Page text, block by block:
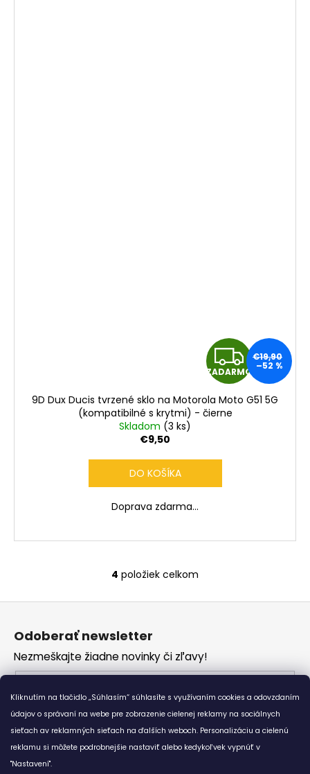
Kliknutím na tlačidlo „Súhlasím“ súhlasíte s využívaním cookies a odovzdaním
údajov o správaní na webe pre zobrazenie cielenej reklamy na sociálnych
sieťach av reklamných sieťach na ďalších weboch. Personalizáciu a cielenú
reklamu si môžete podrobnejšie nastaviť alebo kedykoľvek vypnúť v
"Nastavení".
Z
A
ZADARMO
€19,90
–52 %
9D Dux Ducis tvrzené sklo na Motorola Moto G51 5G
(kompatibilné s krytmi) - čierne
Skladom (3 ks)
€9,50
DO KOŠÍKA
Doprava zdarma...
O
a
c
e
p
r
v
4 položiek celkom
Z
ä
t
Odoberať newsletter
Nezmeškajte žiadne novinky či zľavy!
Vložením e-mailu súhlasíte spodmienkami
ochrany osobných údajov
PRIHLÁSIŤ SA